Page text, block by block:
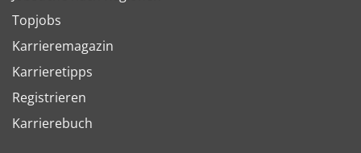
Topjobs
Karrieremagazin
Karrieretipps
Registrieren
Karrierebuch